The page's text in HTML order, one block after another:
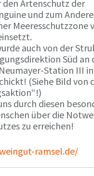
den Artenschutz der
und zum
Meeresschutzzone
auch von der
Süd an
Station III
(Siehe Bild von
durch diesen
über die
zu erreichen!
ramsel.de/